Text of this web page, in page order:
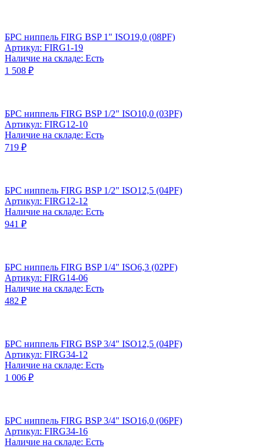
БРС ниппель FIRG BSP 1" ISO19,0 (08PF)
Артикул: FIRG1-19
Наличие на складе: Есть
1 508 ₽
БРС ниппель FIRG BSP 1/2" ISO10,0 (03PF)
Артикул: FIRG12-10
Наличие на складе: Есть
719 ₽
БРС ниппель FIRG BSP 1/2" ISO12,5 (04PF)
Артикул: FIRG12-12
Наличие на складе: Есть
941 ₽
БРС ниппель FIRG BSP 1/4" ISO6,3 (02PF)
Артикул: FIRG14-06
Наличие на складе: Есть
482 ₽
БРС ниппель FIRG BSP 3/4" ISO12,5 (04PF)
Артикул: FIRG34-12
Наличие на складе: Есть
1 006 ₽
БРС ниппель FIRG BSP 3/4" ISO16,0 (06PF)
Артикул: FIRG34-16
Наличие на складе: Есть